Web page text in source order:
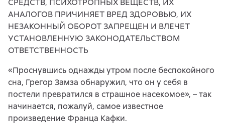
СРЕДСТВ, ПСИХОТРОПНЫХ ВЕЩЕСТВ, ИХ
АНАЛОГОВ ПРИЧИНЯЕТ ВРЕД ЗДОРОВЬЮ, ИХ
НЕЗАКОННЫЙ ОБОРОТ ЗАПРЕЩЕН И ВЛЕЧЕТ
УСТАНОВЛЕННУЮ ЗАКОНОДАТЕЛЬСТВОМ
ОТВЕТСТВЕННОСТЬ
«Проснувшись однажды утром после беспокойного
сна, Грегор Замза обнаружил, что он у себя в
постели превратился в страшное насекомое», – так
начинается, пожалуй, самое известное
произведение Франца Кафки.